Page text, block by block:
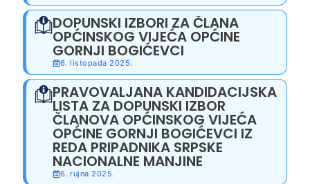
DOPUNSKI IZBORI ZA ČLANA
OPĆINSKOG VIJEĆA OPĆINE
GORNJI BOGIĆEVCI
6. listopada 2025.
PRAVOVALJANA KANDIDACIJSKA
LISTA ZA DOPUNSKI IZBOR
ČLANOVA OPĆINSKOG VIJEĆA
OPĆINE GORNJI BOGIĆEVCI IZ
REDA PRIPADNIKA SRPSKE
NACIONALNE MANJINE
6. rujna 2025.